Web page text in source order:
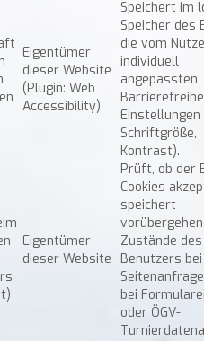
Eigentümer
dieser Website
(Plugin: Web
Accessibility)
Speichert im
Speicher des
die vom
individuell
angepassten
Einstellungen
Schriftgröße,
Kontrast).
Eigentümer
dieser Website
Prüft, ob der
Cookies
speichert
Zustände des
Benutzers bei
bei
oder ÖGV-